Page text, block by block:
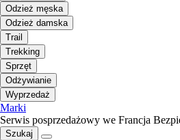
Odzież męska
Odzież damska
Trail
Trekking
Sprzęt
Odżywianie
Wyprzedaż
Marki
Serwis posprzedażowy we Francja
Szukaj